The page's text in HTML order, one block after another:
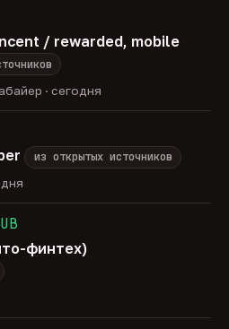
/ rewarded, mobile
· сегодня
из открытых источников
финтех)